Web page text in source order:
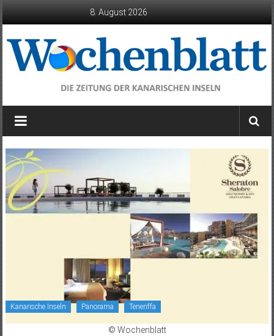
8. August 2026
Wochenblatt
die
der
Kanarischen
Inseln
Kanarische Inseln Panorama Teneriffa
© Wochenblatt